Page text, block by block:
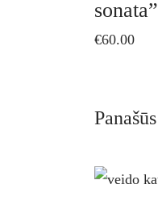
sonata”
€60.00